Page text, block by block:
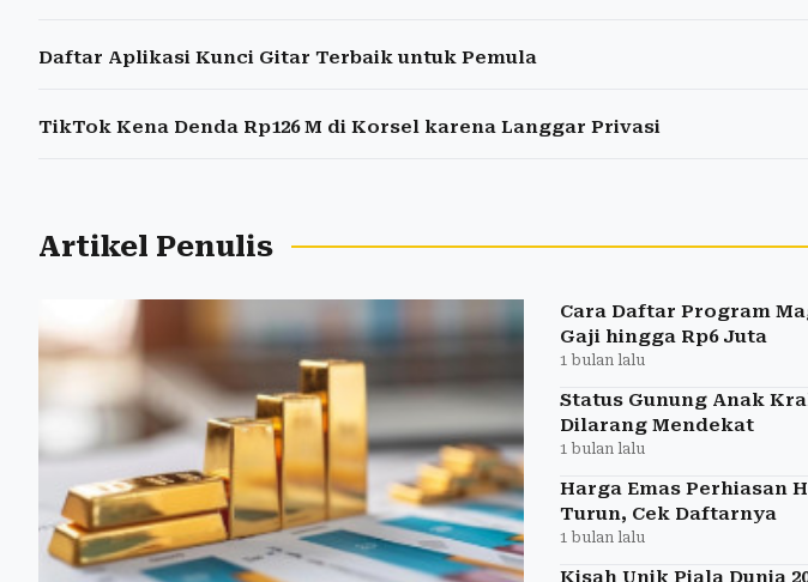
Daftar Aplikasi Kunci Gitar Terbaik untuk Pemula
TikTok Kena Denda Rp126 M di Korsel karena Langgar Privasi
Artikel Penulis
Cara Daftar Program
Gaji hingga Rp6 Juta
1 bulan lalu
Status Gunung Anak
Dilarang Mendekat
1 bulan lalu
Harga Emas Perhiasan
Turun, Cek Daftarnya
1 bulan lalu
Kisah Unik Piala Dunia